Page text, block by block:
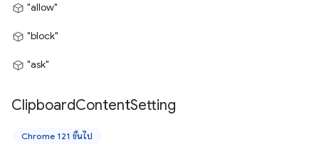
"allow"
"block"
"ask"
ClipboardContentSetting
Chrome 121 ขึ้นไป